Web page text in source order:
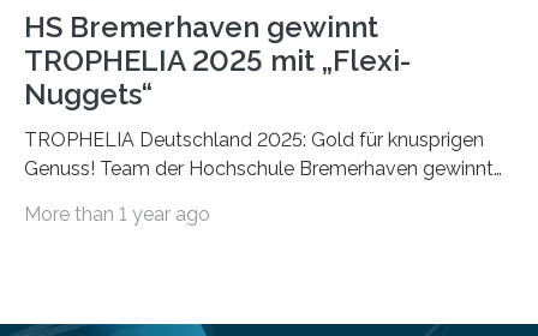
HS Bremerhaven gewinnt
TROPHELIA 2025 mit „Flexi-
Nuggets“
TROPHELIA Deutschland 2025: Gold für knusprigen
Genuss! Team der Hochschule Bremerhaven gewinnt
ECOTROPHELIAMit der Produktidee “Flexi-Nuggets”
More than 1 year ago